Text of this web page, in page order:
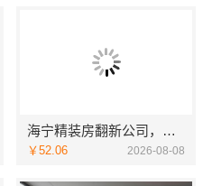
海宁精装房翻新公司，嘉兴家美建材科技值得信赖
￥52.06 2026-08-08